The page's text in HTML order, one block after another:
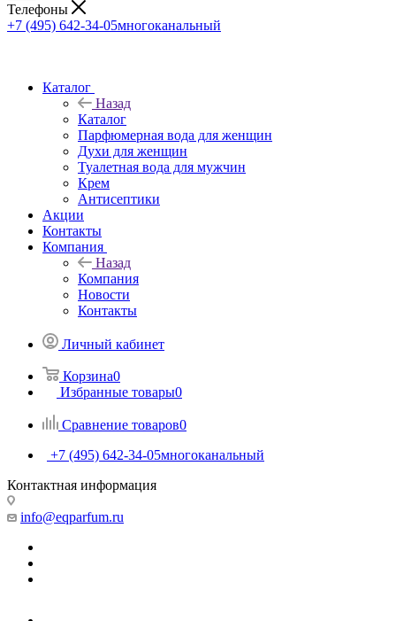
Телефоны
+7 (495) 642-34-05многоканальный
Каталог
Назад
Каталог
Парфюмерная вода для женщин
Духи для женщин
Туалетная вода для мужчин
Крем
Антисептики
Акции
Контакты
Компания
Назад
Компания
Новости
Контакты
Личный кабинет
Корзина0
Избранные товары0
Сравнение товаров0
+7 (495) 642-34-05многоканальный
Контактная информация
info@eqparfum.ru